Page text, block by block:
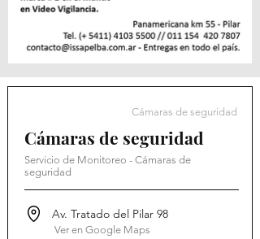
Cámaras de seguridad
Cámaras de seguridad
Servicio de Monitoreo - Cámaras de
seguridad
Av. Tratado del Pilar 98
Ver en Google Maps